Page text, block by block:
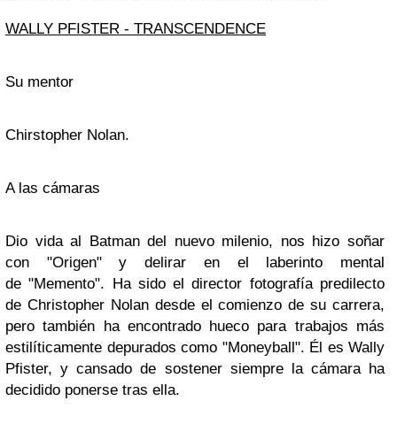
WALLY PFISTER - TRANSCENDENCE
Su mentor
Chirstopher Nolan.
A las cámaras
Dio vida al Batmandel nuevo milenio, nos hizo soñar
con "Origen"y delirar en el laberinto mental
de "Memento". Ha sido el director fotografía predilecto
de Christopher Nolan desde el comienzo de su carrera,
pero también ha encontrado hueco para trabajos más
estilíticamente depurados como "Moneyball". Él es Wally
Pfister, y cansado de sostener siempre la cámara ha
decidido ponerse tras ella.